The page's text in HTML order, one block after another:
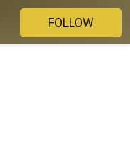
FOLLOW